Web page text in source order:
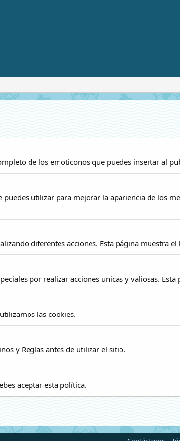
de los emoticonos que puedes insertar al
puedes utilizar para mejorar la apariencia de los
diferentes acciones. Esta página muestra
por realizar acciones unicas y valiosas.
las cookies.
y Reglas antes de utilizar el sitio.
aceptar esta política.